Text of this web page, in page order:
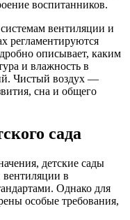
воспитанников.
вентиляции и
регламентируются
описывает, каким
и влажность в
Чистый воздух —
сна и общего
сада
детские сады
вентиляции в
Однако для
особые требования,